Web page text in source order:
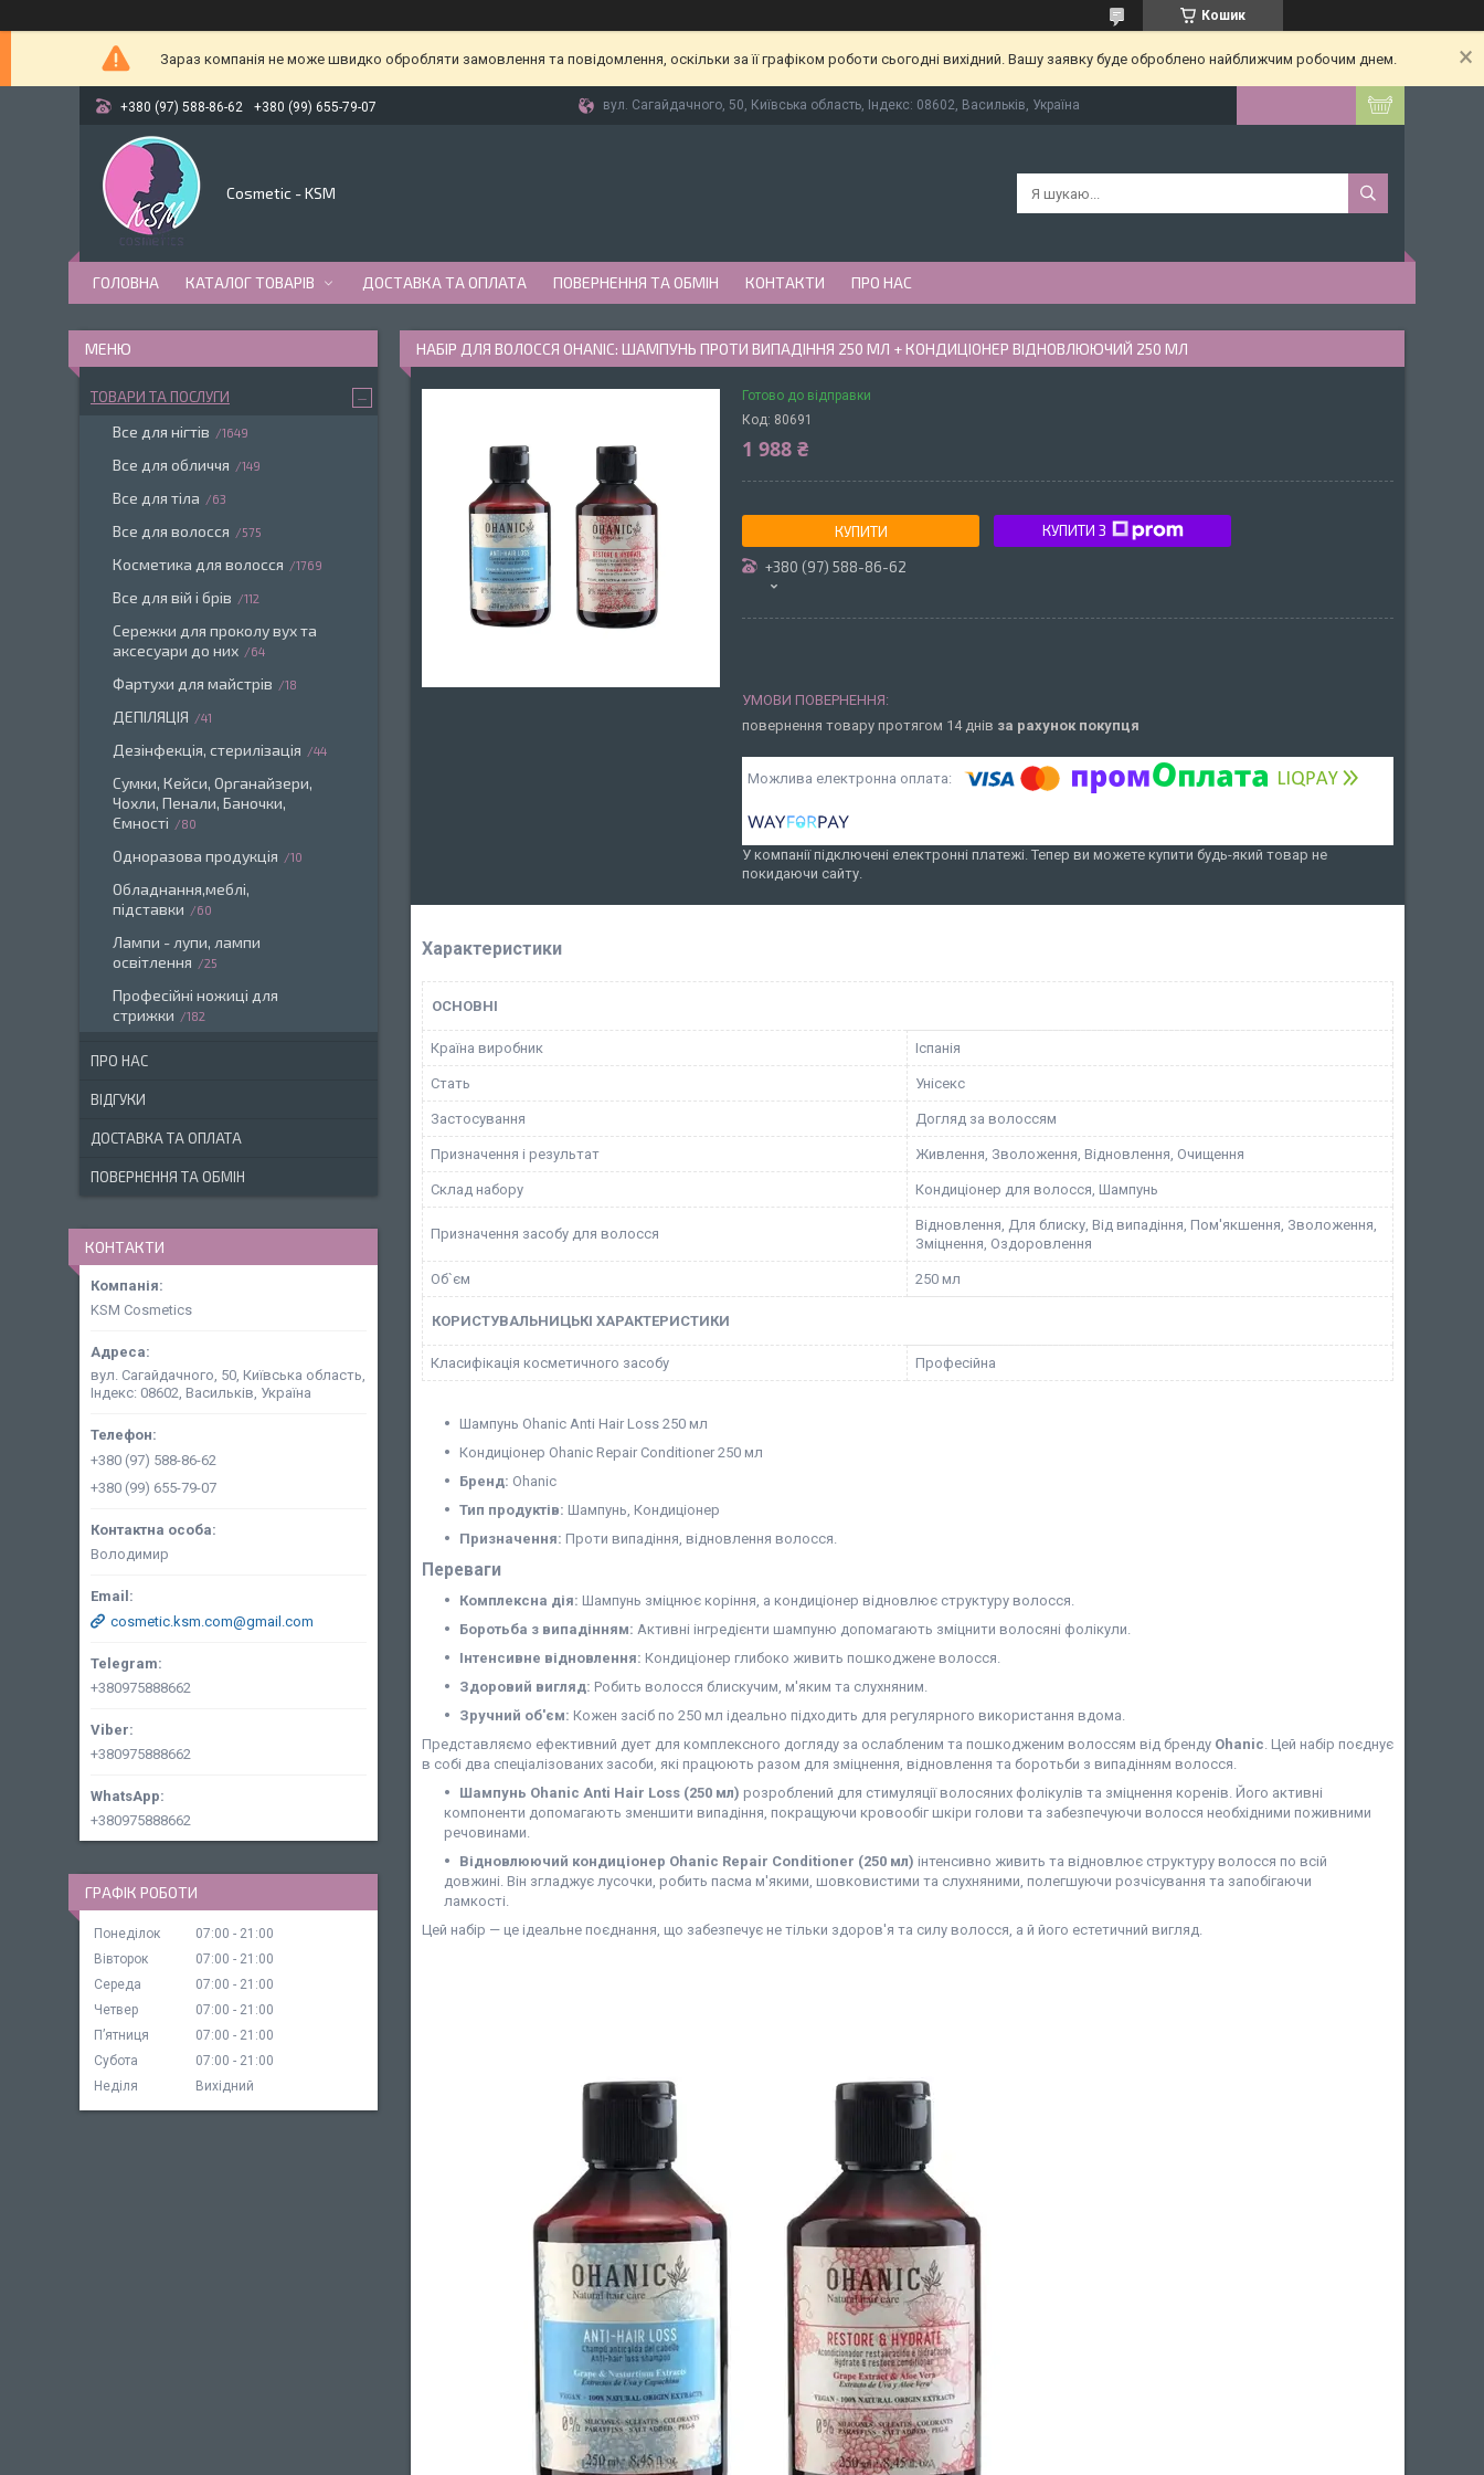
Кошик
Зараз компанія не може швидко обробляти замовлення та повідомлення, оскільки за її графіком роботи сьогодні вихідний. Вашу заявку буде оброблено найближчим робочим днем.
+380 (97) 588-86-62 +380 (99) 655-79-07 вул. Сагайдачного, 50, Київська область, Індекс: 08602, Васильків, Україна
Cosmetic - KSM
ГОЛОВНА КАТАЛОГ ТОВАРІВ ДОСТАВКА ТА ОПЛАТА ПОВЕРНЕННЯ ТА ОБМІН КОНТАКТИ ПРО НАС
НАБІР ДЛЯ ВОЛОССЯ OHANIC: ШАМПУНЬ ПРОТИ ВИПАДІННЯ 250 МЛ + КОНДИЦІОНЕР ВІДНОВЛЮЮЧИЙ 250 МЛ
Готово до відправки
Код: 80691
1 988 ₴
КУПИТИ КУПИТИ З
+380 (97) 588-86-62
повернення товару протягом 14 днів за рахунок покупця
У компанії підключені електронні платежі. Тепер ви можете купити будь-який товар не
покидаючи сайту.
Характеристики
ОСНОВНІ
Країна виробник Іспанія
Стать Унісекс
Застосування Догляд за волоссям
Призначення і результат Живлення, Зволоження, Відновлення, Очищення
Склад набору Кондиціонер для волосся, Шампунь
Призначення засобу для волосся
Відновлення, Для блиску, Від випадіння, Пом'якшення, Зволоження,
Зміцнення, Оздоровлення
Об`єм 250 мл
КОРИСТУВАЛЬНИЦЬКІ ХАРАКТЕРИСТИКИ
Класифікація косметичного засобу Професійна
Шампунь Ohanic Anti Hair Loss 250 мл
Кондиціонер Ohanic Repair Conditioner 250 мл
Бренд: Ohanic
Тип продуктів: Шампунь, Кондиціонер
Призначення: Проти випадіння, відновлення волосся.
Переваги
Комплексна дія: Шампунь зміцнює коріння, а кондиціонер відновлює структуру волосся.
Боротьба з випадінням: Активні інгредієнти шампуню допомагають зміцнити волосяні фолікули.
Інтенсивне відновлення: Кондиціонер глибоко живить пошкоджене волосся.
Здоровий вигляд: Робить волосся блискучим, м'яким та слухняним.
Зручний об'єм: Кожен засіб по 250 мл ідеально підходить для регулярного використання вдома.
Представляємо ефективний дует для комплексного догляду за ослабленим та пошкодженим волоссям від бренду Ohanic . Цей набір поєднує
в собі два спеціалізованих засоби, які працюють разом для зміцнення, відновлення та боротьби з випадінням волосся.
Шампунь Ohanic Anti Hair Loss (250 мл) розроблений для стимуляції волосяних фолікулів та зміцнення коренів. Його активні
компоненти допомагають зменшити випадіння, покращуючи кровообіг шкіри голови та забезпечуючи волосся необхідними поживними
речовинами.
Відновлюючий кондиціонер Ohanic Repair Conditioner (250 мл) інтенсивно живить та відновлює структуру волосся по всій
довжині. Він згладжує лусочки, робить пасма м'якими, шовковистими та слухняними, полегшуючи розчісування та запобігаючи
ламкості.
Цей набір — це ідеальне поєднання, що забезпечує не тільки здоров'я та силу волосся, а й його естетичний вигляд.
ТОВАРИ ТА ПОСЛУГИ
Все для нігтів 1649
Все для обличчя 149
Все для тіла 63
Все для волосся 575
Косметика для волосся 1769
Все для вій і брів 112
Сережки для проколу вух та
аксесуари до них
64
Фартухи для майстрів 18
ДЕПІЛЯЦІЯ 41
Дезінфекція, стерилізація 44
Сумки, Кейси, Органайзери,
Чохли, Пенали, Баночки,
Ємності
80
Одноразова продукція 10
Обладнання,меблі,
підставки
60
Лампи - лупи, лампи
освітлення
25
Професійні ножиці для
стрижки
182
ПРО НАС
ВІДГУКИ
ДОСТАВКА ТА ОПЛАТА
ПОВЕРНЕННЯ ТА ОБМІН
КОНТАКТИ
KSM Cosmetics
вул. Сагайдачного, 50, Київська область,
Індекс: 08602, Васильків, Україна
+380 (97) 588-86-62
+380 (99) 655-79-07
Володимир
cosmetic.ksm.com@gmail.com
+380975888662
+380975888662
+380975888662
ГРАФІК РОБОТИ
Понеділок 07:00
21:00
Вівторок
07:00
21:00
Середа
07:00
21:00
Четвер
07:00
21:00
Пʼятниця
07:00
21:00
Субота
07:00
21:00
Неділя
Вихідний